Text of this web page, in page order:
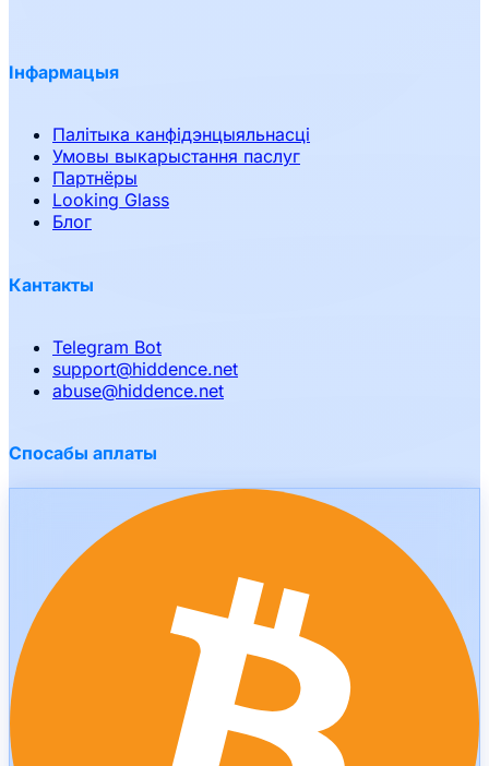
Інфармацыя
Палітыка канфідэнцыяльнасці
Умовы выкарыстання паслуг
Партнёры
Looking Glass
Блог
Кантакты
Telegram Bot
support@hiddence.net
abuse@hiddence.net
Спосабы аплаты